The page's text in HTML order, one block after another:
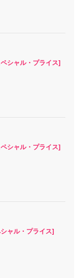
シャル・プライス]
シャル・プライス]
ャル・プライス]